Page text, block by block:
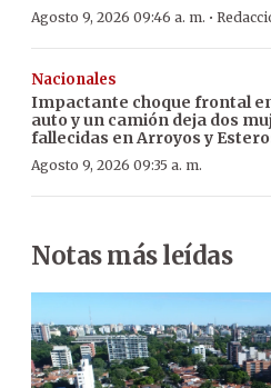
Agosto 9, 2026 09:46 a. m. ·
Nacionales
Impactante choque frontal
auto y un camión deja dos
fallecidas en Arroyos y
Agosto 9, 2026 09:35 a. m.
Notas más leídas